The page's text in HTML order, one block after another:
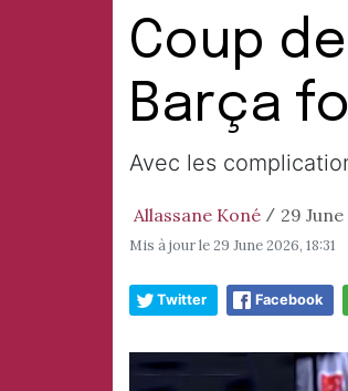
Coup
Barça
Avec les
Allassane Koné / 29 June
Mis à jour le29 June 2026, 18:31
Twitter Facebook